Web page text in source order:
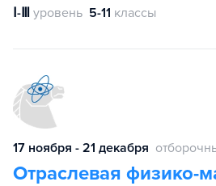
Ⅰ-Ⅲ уровень 5-11 классы
17 ноября - 21 декабря
Отраслевая физико-